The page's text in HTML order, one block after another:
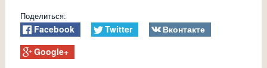
Поделиться:
Facebook Twitter
Вконтакте
Google+